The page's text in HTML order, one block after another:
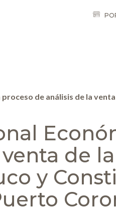
de análisis de la
de
y